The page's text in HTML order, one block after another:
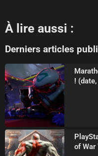
À lire aussi :
Derniers articles
!
of War